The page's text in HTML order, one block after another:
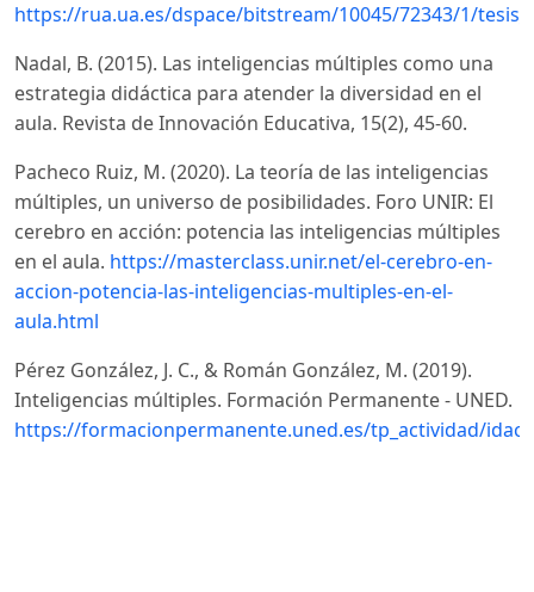
https://rua.ua.es/dspace/bitstream/10045/72343/1/
Nadal, B. (2015). Las inteligencias múltiples como una
estrategia didáctica para atender la diversidad en el
aula. Revista de Innovación Educativa, 15(2), 45-60.
Pacheco Ruiz, M. (2020). La teoría de las inteligencias
múltiples, un universo de posibilidades. Foro UNIR: El
cerebro en acción: potencia las inteligencias múltiples
en el aula. https://masterclass.unir.net/el-cerebro-en-
accion-potencia-las-inteligencias-multiples-en-el-
aula.html
Pérez González, J. C., & Román González, M. (2019).
Inteligencias múltiples. Formación Permanente - UNED.
https://formacionpermanente.uned.es/tp_actividad/